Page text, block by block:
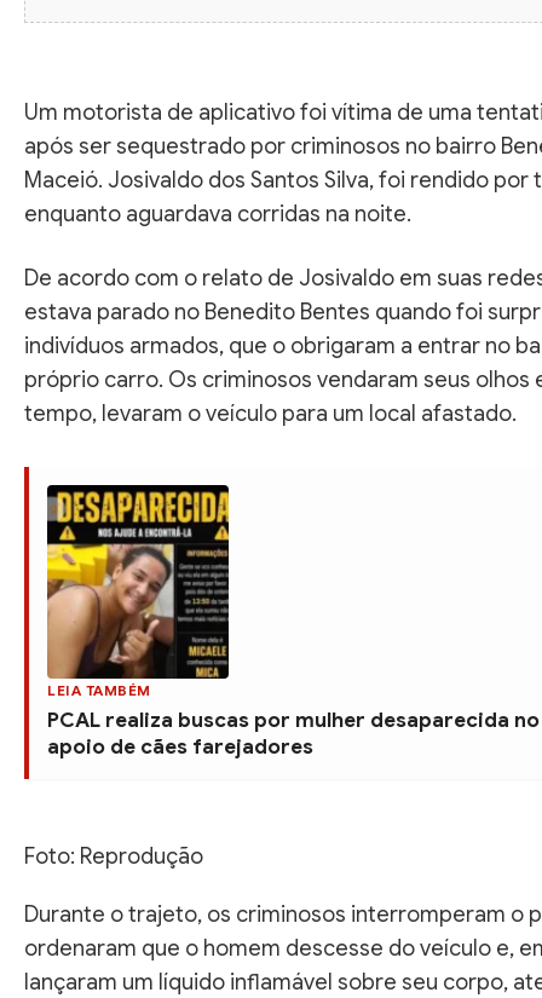
Um motorista de aplicativo foi vítima de uma
após ser sequestrado por criminosos no bairro
Maceió. Josivaldo dos Santos Silva, foi rendido por
enquanto aguardava corridas na noite.
De acordo com o relato de Josivaldo em suas
estava parado no Benedito Bentes quando foi
indivíduos armados, que o obrigaram a entrar no
próprio carro. Os criminosos vendaram seus olhos
tempo, levaram o veículo para um local afastado.
LEIA TAMBÉM
PCAL realiza buscas por mulher desaparecida
apoio de cães farejadores
Foto: Reprodução
Durante o trajeto, os criminosos interromperam o
ordenaram que o homem descesse do veículo e,
lançaram um líquido inflamável sobre seu corpo,